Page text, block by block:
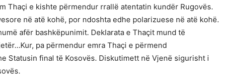
Thaçi e kishte përmendur rrallë atentatin kundër Rugovës.
në atë kohë, por ndoshta edhe polarizuese në atë kohë.
afër bashkëpunimit. Deklarata e Thaçit mund të
pa përmendur emra Thaçi e përmend
Statusin final të Kosovës. Diskutimett në Vjenë sigurisht i